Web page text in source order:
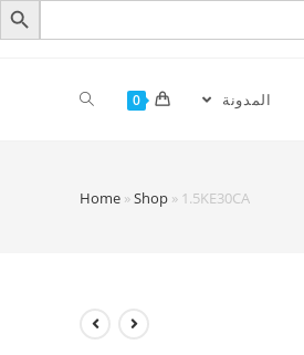
المدونة 0
Home »Shop » 1.5KE30CA